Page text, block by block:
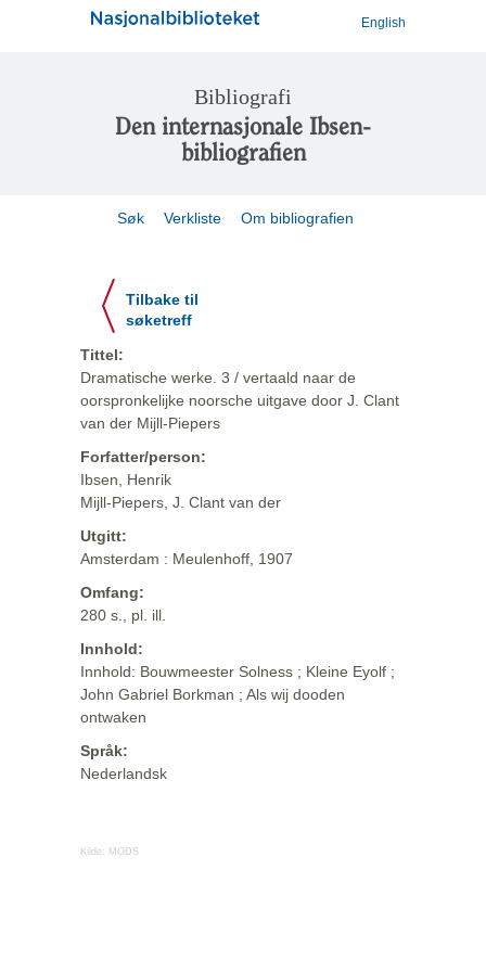
English
Bibliografi
Den internasjonale Ibsen-
bibliografien
Søk Verkliste Om bibliografien
Tilbake til
søketreff
Tittel:
Dramatische werke. 3 / vertaald naar de
oorspronkelijke noorsche uitgave door J. Clant
van der Mijll-Piepers
Forfatter/person:
Ibsen, Henrik
Mijll-Piepers, J. Clant van der
Utgitt:
Amsterdam : Meulenhoff, 1907
Omfang:
280 s., pl. ill.
Innhold:
Innhold: Bouwmeester Solness ; Kleine Eyolf ;
John Gabriel Borkman ; Als wij dooden
ontwaken
Språk:
Nederlandsk
Kilde: MODS